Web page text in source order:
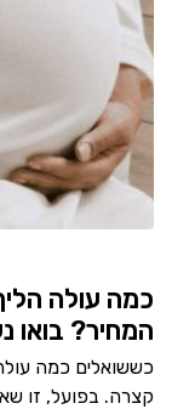
כמה עולה
המחיר? בואו
כששואלים כמה
קצרה. בפועל, זו